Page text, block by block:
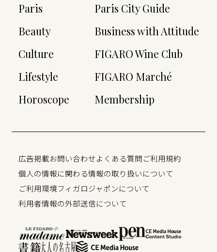
Paris
Beauty
Culture
Lifestyle
Horoscope
Paris City Guide
Business with Attitude
FIGARO Wine Club
FIGARO Marché
Membership
広告掲載お問い合わせよくある質問ご利用規約
個人の情報に関わる情報の取り扱いについて
ご利用環境フィガロジャポンについて
利用者情報の外部送信について